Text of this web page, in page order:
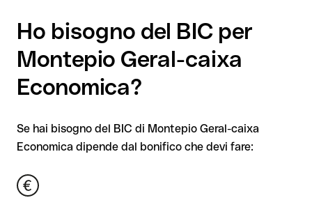
Ho bisogno del BIC per
Montepio Geral-caixa
Economica?
Se hai bisogno del BIC di Montepio Geral-caixa
Economica dipende dal bonifico che devi fare: